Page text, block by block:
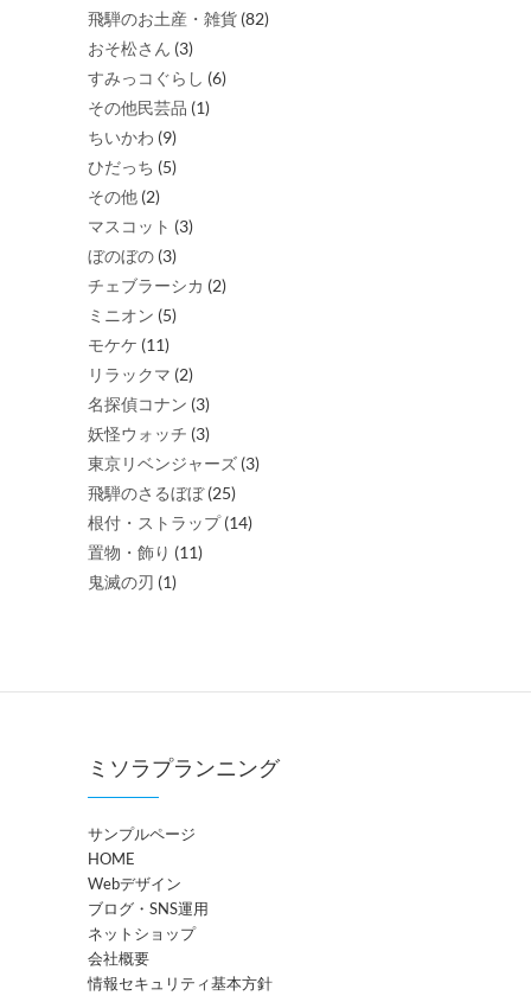
飛騨のお土産・雑貨 (82)
おそ松さん (3)
すみっコぐらし (6)
その他民芸品 (1)
ちいかわ (9)
ひだっち (5)
その他 (2)
マスコット (3)
ぼのぼの (3)
チェブラーシカ (2)
ミニオン (5)
モケケ (11)
リラックマ (2)
名探偵コナン (3)
妖怪ウォッチ (3)
東京リベンジャーズ (3)
飛騨のさるぼぼ (25)
根付・ストラップ (14)
置物・飾り (11)
鬼滅の刃 (1)
ミソラプランニング
サンプルページ
HOME
Webデザイン
ブログ・SNS運用
ネットショップ
会社概要
情報セキュリティ基本方針